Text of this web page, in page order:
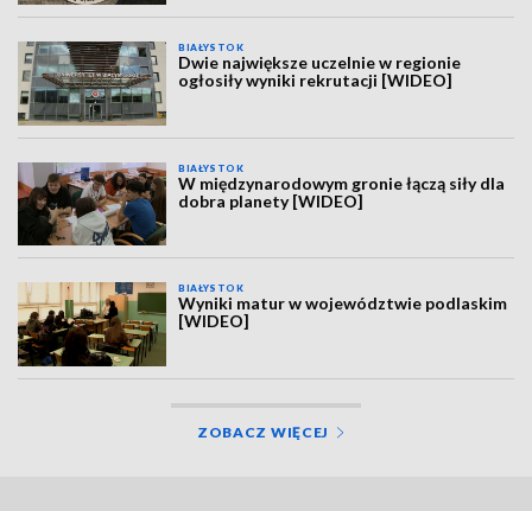
BIAŁYSTOK
Dwie największe uczelnie w regionie
ogłosiły wyniki rekrutacji [WIDEO]
BIAŁYSTOK
W międzynarodowym gronie łączą siły dla
dobra planety [WIDEO]
BIAŁYSTOK
Wyniki matur w województwie podlaskim
[WIDEO]
ZOBACZ WIĘCEJ